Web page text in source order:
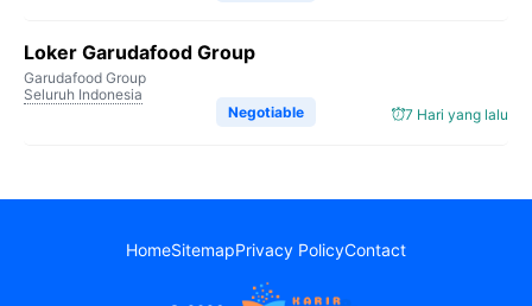
Loker Garudafood Group
Garudafood Group
Seluruh Indonesia
7 Hari yang lalu
Negotiable
HomeSitemapPrivacy PolicyContact